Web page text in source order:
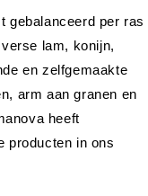
gebalanceerd per ras
lam, konijn,
en zelfgemaakte
arm aan granen en
heeft
producten in ons